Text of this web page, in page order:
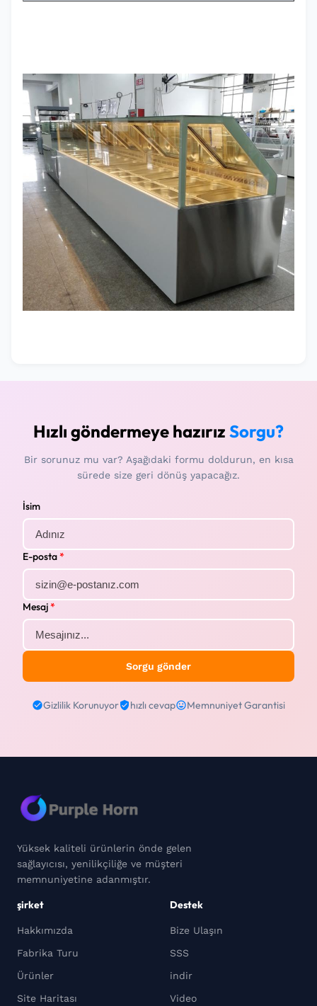
Hızlı göndermeye hazırız Sorgu?
Bir sorunuz mu var? Aşağıdaki formu doldurun, en kısa
sürede size geri dönüş yapacağız.
İsim
E-posta*
Mesaj*
Sorgu gönder
Gizlilik Korunuyor hızlı cevap Memnuniyet Garantisi
Yüksek kaliteli ürünlerin önde gelen
sağlayıcısı, yenilikçiliğe ve müşteri
memnuniyetine adanmıştır.
şirket
Hakkımızda
Fabrika Turu
Ürünler
Site Haritası
Destek
Bize Ulaşın
SSS
indir
Video